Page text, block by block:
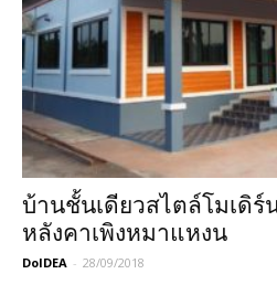
บ้านชั้นเดียวสไตล์โมเดิ
หลังคาเพิงหมาแหงน
DoIDEA - 28/09/2018